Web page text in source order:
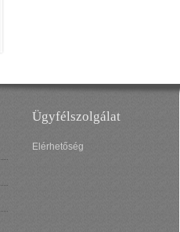
Ügyfélszolgálat
Elérhetőség